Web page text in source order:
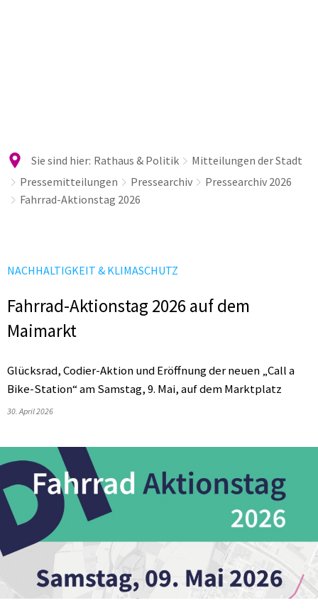
Sie sind hier: Rathaus & Politik
Mitteilungen der Stadt
Pressemitteilungen
Pressearchiv
Pressearchiv 2026
Fahrrad-Aktionstag 2026
NACHHALTIGKEIT & KLIMASCHUTZ
Fahrrad-Aktionstag 2026 auf dem
Maimarkt
Glücksrad, Codier-Aktion und Eröffnung der neuen „Call a
Bike-Station“ am Samstag, 9. Mai, auf dem Marktplatz
30. April 2026